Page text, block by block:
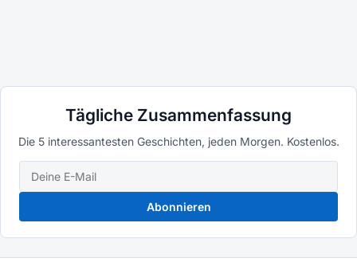
Tägliche Zusammenfassung
Die 5 interessantesten Geschichten, jeden Morgen. Kostenlos.
Abonnieren